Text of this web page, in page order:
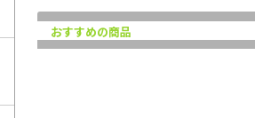
おすすめの商品